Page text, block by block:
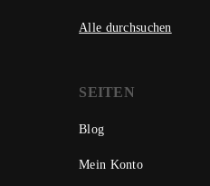
Alle durchsuchen
SEITEN
Blog
Mein Konto